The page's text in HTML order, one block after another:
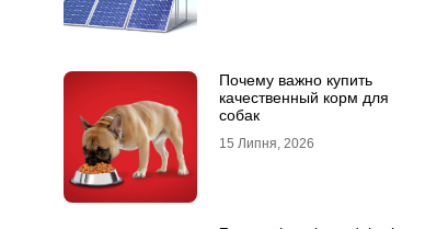
Почему важно купить
качественный корм для
собак
15 Липня, 2026